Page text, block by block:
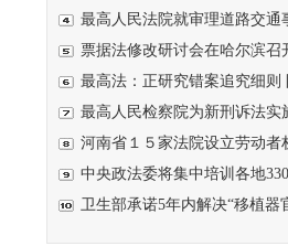
项 最高人民法院就审理道路交通
偿案...票据法修改研讨会在哈尔滨召
最高法：正研究错案追究细则
裁...最高人民检察院为新刑诉法实
河南省１５家法院设立劳动者
判庭中央政法委将集中培训各地
书记卫生部承诺5年内解决“移植器